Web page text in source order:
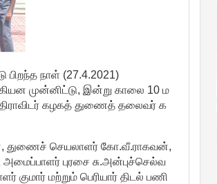
நாள் (27.4.2021)
முன்னிட்டு, இன்று காலை 10 ம
கழகத் துணைத் தலைவர் க
துணைச் செயலாளர் கோ.வீ.ராகவன்,
புரசை சு.அன்புச்செல்வ
மற்றும் பெரியார் திடல் பணி